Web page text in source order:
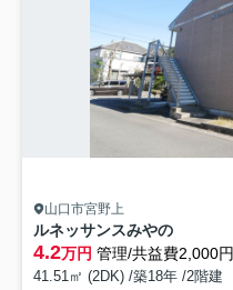
山口市宮野上
ルネッサンスみやの
4.2万円 管理/共益費2,000円
41.51㎡ (2DK) /築18年 /2階建